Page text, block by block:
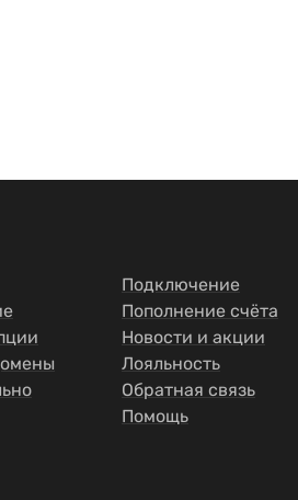
Подключение
Пополнение счёта
Новости и акции
Лояльность
Обратная связь
Помощь